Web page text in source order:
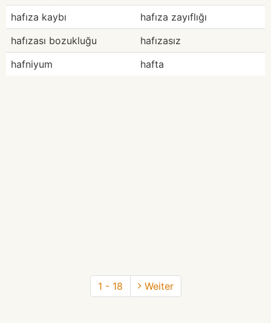
hafıza kaybı
hafıza zayıflığı
hafızası bozukluğu
hafızasız
hafniyum
hafta
1 - 18 Weiter